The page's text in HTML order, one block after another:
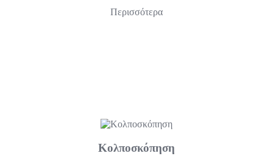
Περισσότερα
Κολποσκόπηση